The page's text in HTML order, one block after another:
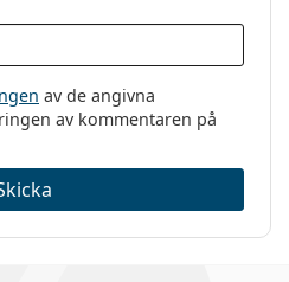
av de angivna
av kommentaren på